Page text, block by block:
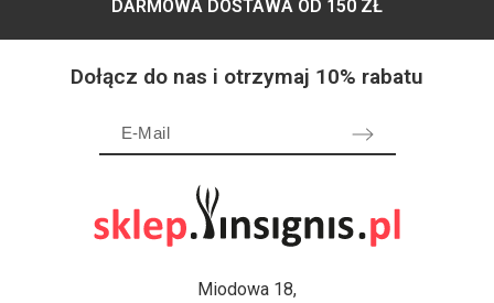
DARMOWA DOSTAWA OD 150 ZŁ
Dołącz do nas i otrzymaj 10% rabatu
Miodowa 18,